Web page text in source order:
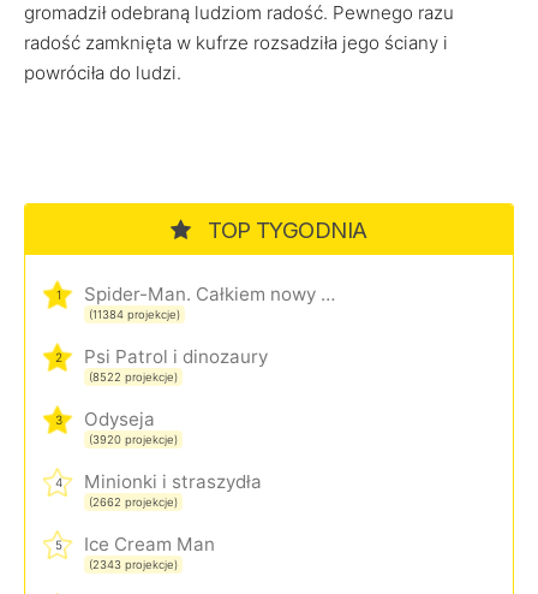
gromadził odebraną ludziom radość. Pewnego razu
radość zamknięta w kufrze rozsadziła jego ściany i
powróciła do ludzi.
TOP TYGODNIA
1 Spider-Man. Całkiem nowy dzień
(11384 projekcje)
2 Psi Patrol i dinozaury
(8522 projekcje)
3 Odyseja
(3920 projekcje)
4 Minionki i straszydła
(2662 projekcje)
5 Ice Cream Man
(2343 projekcje)